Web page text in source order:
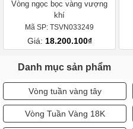
Vòng ngọc bọc vàng vượng
khí
Mã SP: TSVN033249
Giá: 18.200.100₫
Danh mục sản phẩm
Vòng tuần vàng tây
Vòng Tuần Vàng 18K